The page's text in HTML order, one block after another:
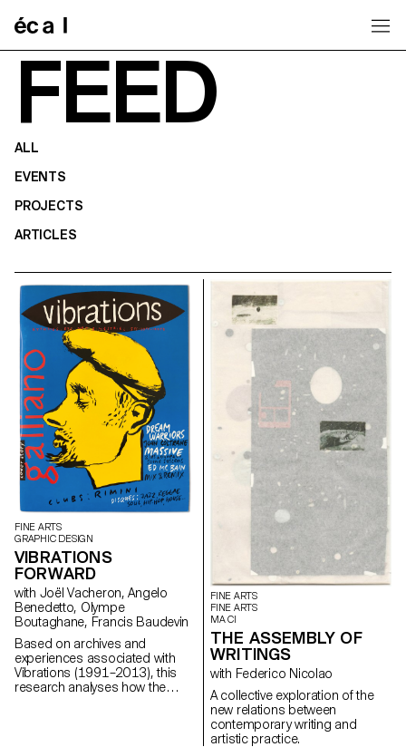
FEED
ALL
EVENTS
PROJECTS
ARTICLES
FINE ARTS
GRAPHIC DESIGN
VIBRATIONS
FORWARD
with Joël Vacheron, Angelo
Benedetto, Olympe
Boutaghane, Francis Baudevin
Based on archives and
experiences associated with
Vibrations (1991–2013), this
research analyses how the
FINE ARTS
FINE ARTS
MA CI
THE ASSEMBLY OF
WRITINGS
with Federico Nicolao
A collective exploration of the
new relations between
contemporary writing and
artistic practice.